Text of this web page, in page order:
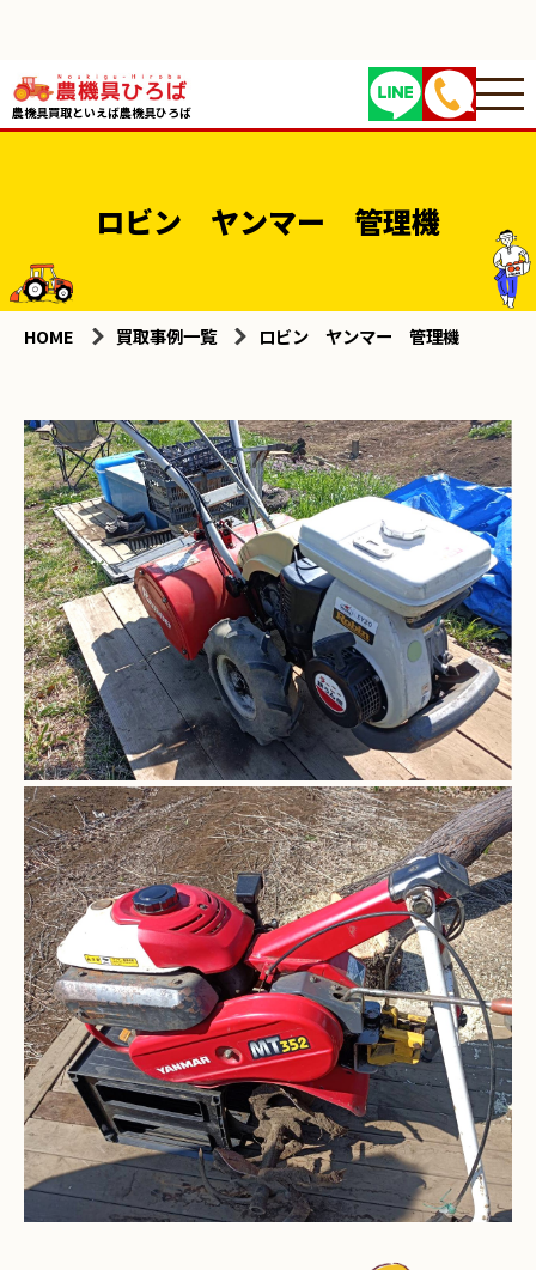
農機具買取といえば農機具ひろば
ロビン ヤンマー 管理機
HOME 買取事例一覧 ロビン ヤンマー 管理機